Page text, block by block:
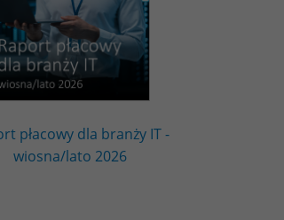
płacowy dla branży IT -
wiosna/lato 2026